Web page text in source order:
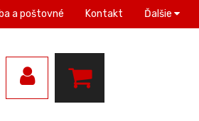
a poštovné Kontakt Ďalšie